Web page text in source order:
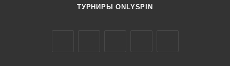
ТУРНИРЫ ONLYSPIN